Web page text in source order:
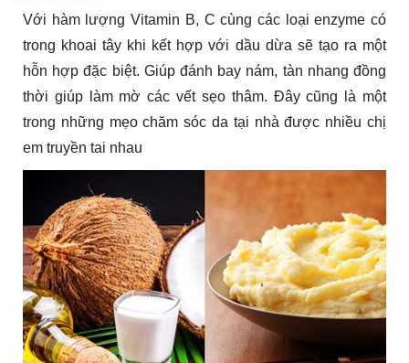
Với hàm lượng Vitamin B, C cùng các loại enzyme có
trong khoai tây khi kết hợp với dầu dừa sẽ tạo ra một
hỗn hợp đặc biệt. Giúp đánh bay nám, tàn nhang đồng
thời giúp làm mờ các vết sẹo thâm. Đây cũng là một
trong những mẹo chăm sóc da tại nhà được nhiều chị
em truyền tai nhau